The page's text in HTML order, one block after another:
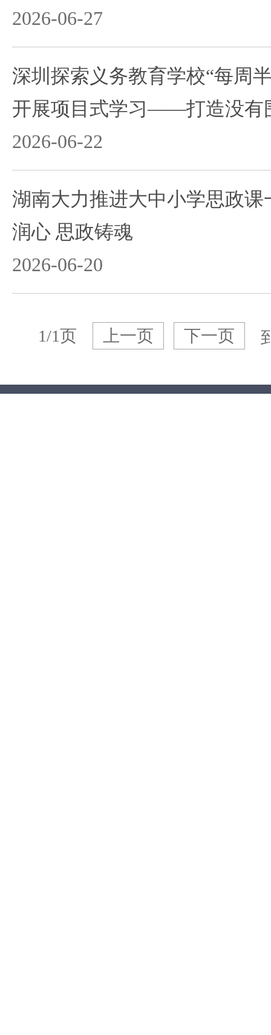
2026-06-27
深圳探索义务教育学校“每周
开展项目式学习——打造没有
2026-06-22
湖南大力推进大中小学思政
润心 思政铸魂
2026-06-20
1/1页 上一页 下一页